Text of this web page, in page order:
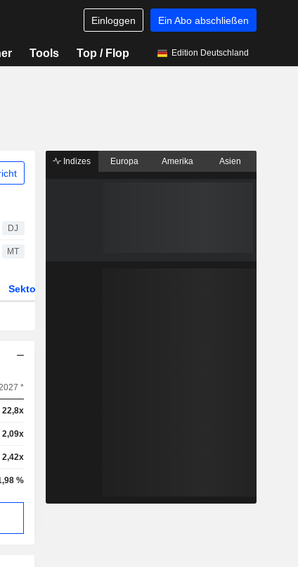
Einloggen Ein Abo abschließen
Tools Top / Flop Edition Deutschland
DJ
MT
Sektor
*
22,8x
2,09x
2,42x
%
Indizes Europa Amerika Asien